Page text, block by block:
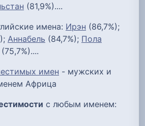
(81,9%)....
имена: Ирэн (86,7%);
Аннабель (84,7%); Пола
(75,7%)....
имен - мужских и
Африца
с любым именем: